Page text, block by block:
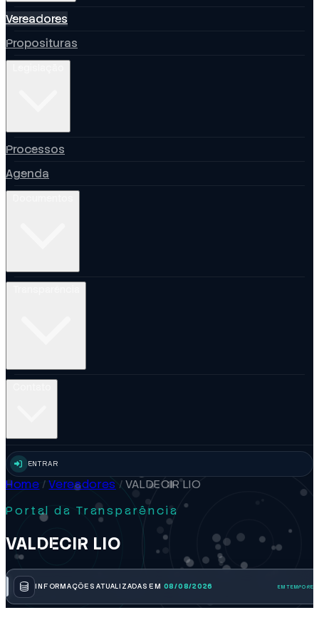
Vereadores
Proposituras
Processos
Agenda
ENTRAR
Home / Vereadores /VALDECIR LIO
Portal da Transparência
VALDECIR LIO
INFORMAÇÕES ATUALIZADAS EM 08/08/2026